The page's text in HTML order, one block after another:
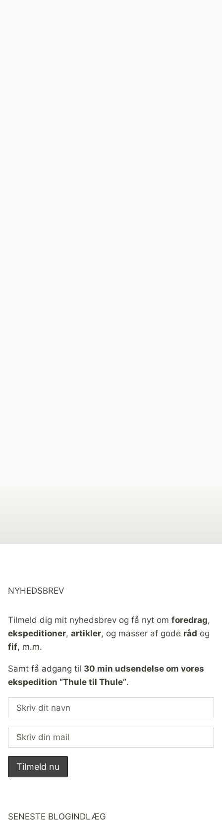
NYHEDSBREV
Tilmeld dig mit nyhedsbrev og få nyt om foredrag,
ekspeditioner, artikler, og masser af gode råd og
fif, m.m.
Samt få adgang til 30 min udsendelse om vores
ekspedition “Thule til Thule”.
SENESTE BLOGINDLÆG